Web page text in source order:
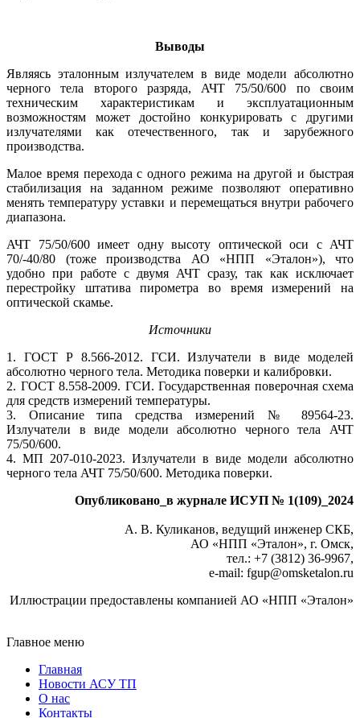
Выводы
Являясь эталонным излучателем в ви­де модели абсолютно
черного тела второго разряда, АЧТ 75/50/600 по своим
техническим характеристикам и эксплуатационным
возможностям может достойно конкурировать с другими
излучателями как отечественного, так и зарубежного
производства.
Малое время перехода с одного режима на другой и быстрая
стабилизация на заданном режиме позволяют оперативно
менять температуру уставки и перемещаться внутри рабочего
диапазона.
АЧТ 75/50/600 имеет одну высоту оптической оси с АЧТ
70/-40/80 (то­же производства АО «НПП «Эталон»), что
удобно при работе с двумя АЧТ сразу, так как исключает
перестройку штатива пирометра во время измерений на
оптической скамье.
Источники
1. ГОСТ Р 8.566-2012. ГСИ. Излучатели в виде моделей
абсолютно черного те­ла. Методика поверки и калибровки.
2. ГОСТ 8.558-2009. ГСИ. Государственная поверочная схема
для средств измерений температуры.
3. Описание типа средства измерений № 89564-23.
Излучатели в ви­де модели абсолютно черного те­ла АЧТ
75/50/600.
4. МП 207-010-2023. Излучатели в ви­де модели абсолютно
черного те­ла АЧТ 75/50/600. Методика поверки.
Опубликовано_в журнале ИСУП № 1(109)_2024
А. В. Куликанов, ведущий инженер СКБ,
АО «НПП «Эталон», г. Омск,
тел.: +7 (3812) 36-9967,
e-mail: fgup@omsketalon.ru
Иллюстрации предоставлены компанией АО «НПП «Эталон»
Главное меню
Главная
Новости АСУ ТП
О нас
Контакты